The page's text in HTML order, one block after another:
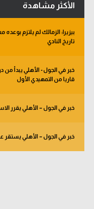
الأكثر مشاهدة
بيزيرا: الزمالك لم يلتزم
تاريخ النادي
قاريا من التمهيدي الأول
خبر في الجول – الأهلي يقرر
خبر في الجول – الأهلي يستقر